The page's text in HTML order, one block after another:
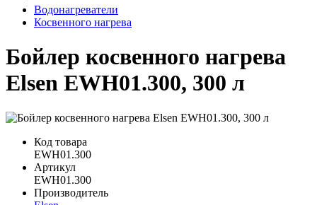
Водонагреватели
Косвенного нагрева
Бойлер косвенного нагрева
Elsen EWH01.300, 300 л
Код товара
EWH01.300
Артикул
EWH01.300
Производитель